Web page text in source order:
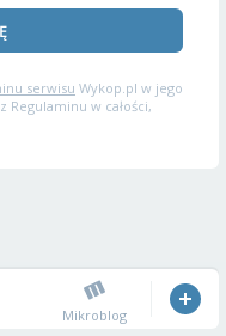
serwisu Wykop.pl w jego
w całości,
Mikroblog